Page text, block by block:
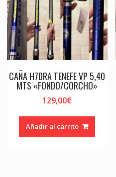
CAÑA H7DRA TENEFE VP 5,40
MTS «FONDO/CORCHO»
129,00€
Añadir al carrito